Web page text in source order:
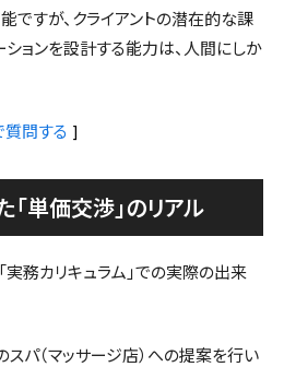
ですが、クライアントの潜在的な課
ションを設計する能力は、人間にしか
質問する ]
「単価交渉」のリアル
実務カリキュラム」での実際の出来
スパ（マッサージ店）への提案を行い